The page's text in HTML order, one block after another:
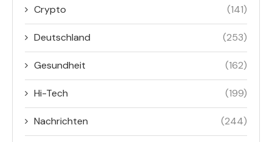
Crypto (141)
Deutschland (253)
Gesundheit (162)
Hi-Tech (199)
Nachrichten (244)